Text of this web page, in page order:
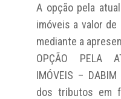
A opção pela
imóveis a valor de
mediante a
OPÇÃO PELA
IMÓVEIS –
dos tributos em